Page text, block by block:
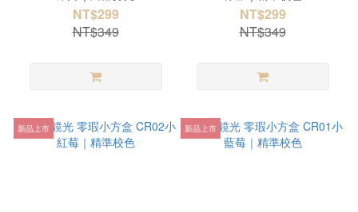
NT$299
NT$349
NT$299
NT$349
新品上市 新品上市